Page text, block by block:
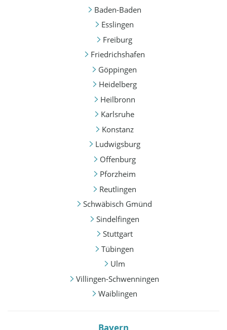
Baden-Baden
Esslingen
Freiburg
Friedrichshafen
Göppingen
Heidelberg
Heilbronn
Karlsruhe
Konstanz
Ludwigsburg
Offenburg
Pforzheim
Reutlingen
Schwäbisch Gmünd
Sindelfingen
Stuttgart
Tübingen
Ulm
Villingen-Schwenningen
Waiblingen